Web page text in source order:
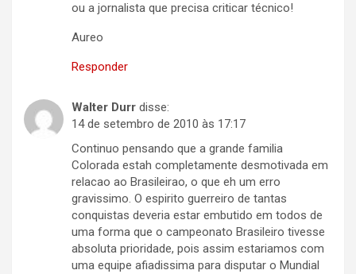
ou a jornalista que precisa criticar técnico!
Aureo
Responder
Walter Durr disse:
14 de setembro de 2010 às 17:17
Continuo pensando que a grande familia
Colorada estah completamente desmotivada em
relacao ao Brasileirao, o que eh um erro
gravissimo. O espirito guerreiro de tantas
conquistas deveria estar embutido em todos de
uma forma que o campeonato Brasileiro tivesse
absoluta prioridade, pois assim estariamos com
uma equipe afiadissima para disputar o Mundial